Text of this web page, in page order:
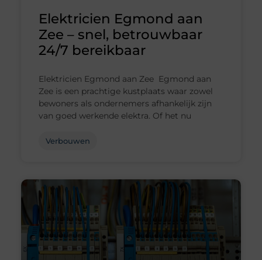
Elektricien Egmond aan
Zee – snel, betrouwbaar
24/7 bereikbaar
Elektricien Egmond aan Zee Egmond aan
Zee is een prachtige kustplaats waar zowel
bewoners als ondernemers afhankelijk zijn
van goed werkende elektra. Of het nu
Verbouwen